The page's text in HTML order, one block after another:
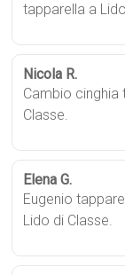
tapparella a
Nicola R.
Cambio
Classe.
Elena G.
Eugenio
Lido di Classe.